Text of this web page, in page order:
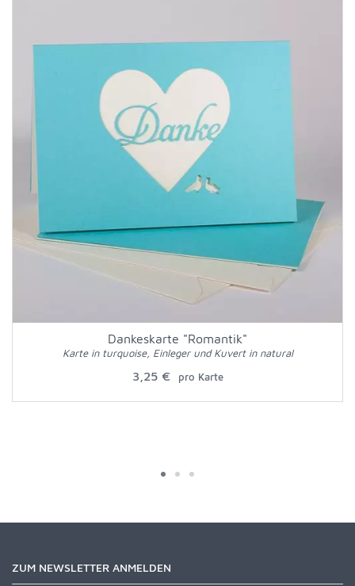
Dankeskarte "Romantik"
Karte in turquoise, Einleger und Kuvert in natural
3,25 € pro Karte
ZUM NEWSLETTER ANMELDEN